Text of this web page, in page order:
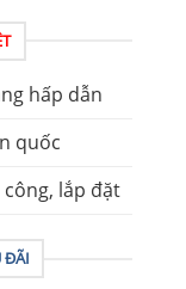
hấp dẫn
quốc
lắp đặt
ĐÃI